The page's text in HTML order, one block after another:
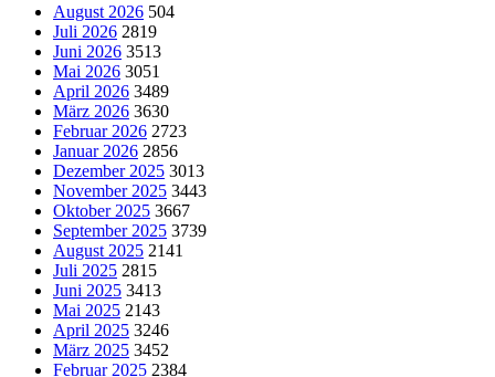
August 2026 504
Juli 2026 2819
Juni 2026 3513
Mai 2026 3051
April 2026 3489
März 2026 3630
Februar 2026 2723
Januar 2026 2856
Dezember 2025 3013
November 2025 3443
Oktober 2025 3667
September 2025 3739
August 2025 2141
Juli 2025 2815
Juni 2025 3413
Mai 2025 2143
April 2025 3246
März 2025 3452
Februar 2025 2384